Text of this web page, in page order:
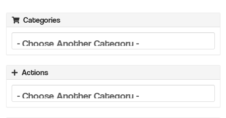
Categories
Actions